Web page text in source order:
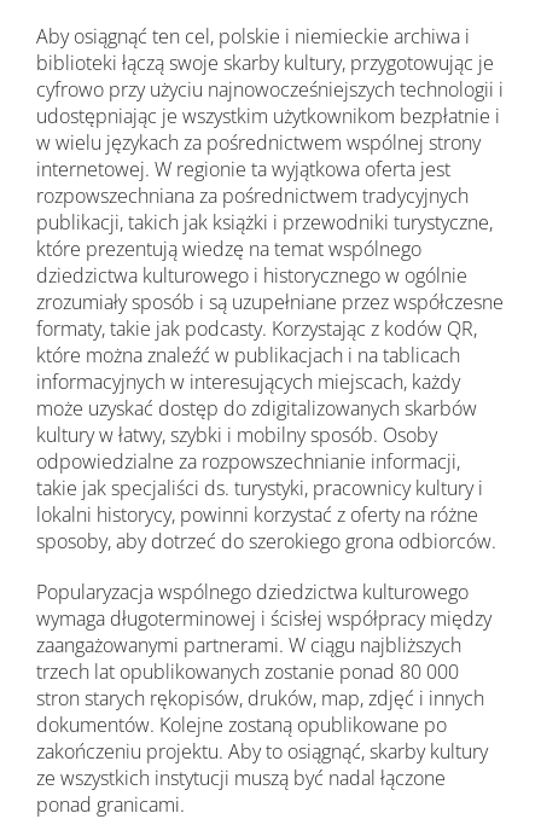
Aby osiągnąć ten cel, polskie i niemieckie archiwa i
biblioteki łączą swoje skarby kultury, przygotowując je
cyfrowo przy użyciu najnowocześniejszych technologii i
udostępniając je wszystkim użytkownikom bezpłatnie i
w wielu językach za pośrednictwem wspólnej strony
internetowej. W regionie ta wyjątkowa oferta jest
rozpowszechniana za pośrednictwem tradycyjnych
publikacji, takich jak książki i przewodniki turystyczne,
które prezentują wiedzę na temat wspólnego
dziedzictwa kulturowego i historycznego w ogólnie
zrozumiały sposób i są uzupełniane przez współczesne
formaty, takie jak podcasty. Korzystając z kodów QR,
które można znaleźć w publikacjach i na tablicach
informacyjnych w interesujących miejscach, każdy
może uzyskać dostęp do zdigitalizowanych skarbów
kultury w łatwy, szybki i mobilny sposób. Osoby
odpowiedzialne za rozpowszechnianie informacji,
takie jak specjaliści ds. turystyki, pracownicy kultury i
lokalni historycy, powinni korzystać z oferty na różne
sposoby, aby dotrzeć do szerokiego grona odbiorców.
Popularyzacja wspólnego dziedzictwa kulturowego
wymaga długoterminowej i ścisłej współpracy między
zaangażowanymi partnerami. W ciągu najbliższych
trzech lat opublikowanych zostanie ponad 80 000
stron starych rękopisów, druków, map, zdjęć i innych
dokumentów. Kolejne zostaną opublikowane po
zakończeniu projektu. Aby to osiągnąć, skarby kultury
ze wszystkich instytucji muszą być nadal łączone
ponad granicami.